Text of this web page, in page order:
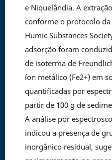
e Niquelândia. A
conforme o protocolo
Humic Substances
adsorção foram
de isoterma de
íon metálico (Fe2+) em
quantificadas por
partir de 100 g de
A análise por
indicou a presença de
inorgânico residual,